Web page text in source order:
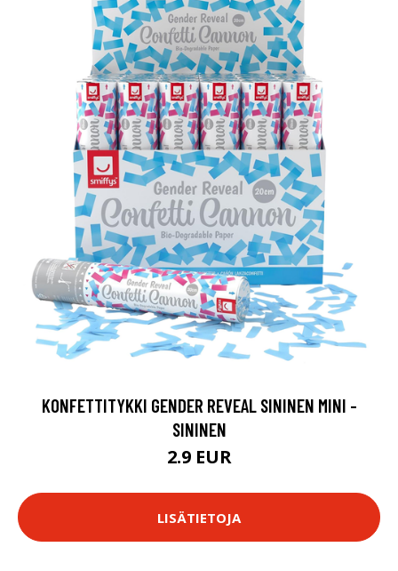
KONFETTITYKKI GENDER REVEAL SININEN MINI -
SININEN
2.9 EUR
LISÄTIETOJA